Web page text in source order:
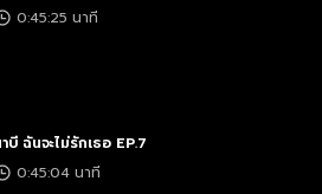
0:45:25 นาที
บี ฉันจะไม่รักเธอ EP.7
0:45:04 นาที